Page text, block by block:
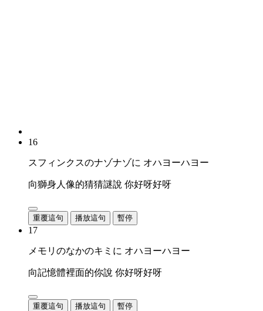
16
スフィンクスのナゾナゾに オハヨーハヨー
向獅身人像的猜猜謎說 你好呀好呀
重覆這句 播放這句 暫停
17
メモリのなかのキミに オハヨーハヨー
向記憶體裡面的你說 你好呀好呀
重覆這句 播放這句 暫停